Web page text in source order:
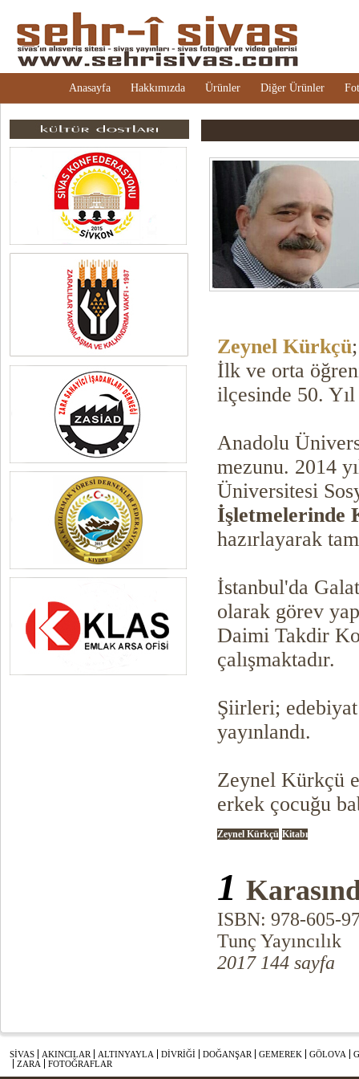
Anasayfa Hakkımızda Ürünler Diğer Ürünler
Zeynel Kürkçü;
İlk ve orta
ilçesinde 50.
Anadolu
mezunu. 2014
Üniversitesi
İşletmelerinde
hazırlayarak
İstanbul'da
olarak görev
Daimi Takdir
çalışmaktadır.
Şiirleri;
yayınlandı.
Zeynel Kürkçü
erkek çocuğu
Zeynel Kürkçü Kitabı
1
ISBN: 978-605-
Tunç Yayıncılık
2017 144 sayfa
SİVAS AKINCILAR ALTINYAYLA DİVRİĞİ DOĞANŞAR GEMEREK GÖLOVA
ZARA
FOTOĞRAFLAR